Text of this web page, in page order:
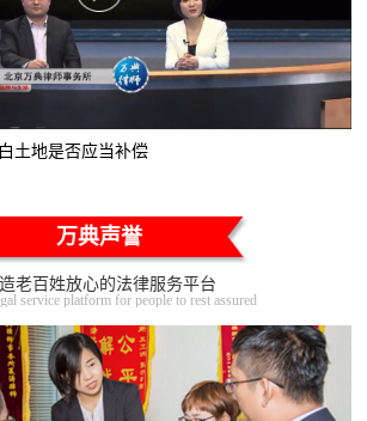
土地是否应当补偿
万典声誉
老百姓放心的法律服务平台
service platform for people to rest assured